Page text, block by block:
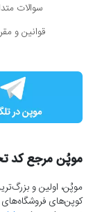
سوالات
قوانین و
موپُن مرجع کد
موپُن، اولین و
کوپن‌های فروشگاه‌های